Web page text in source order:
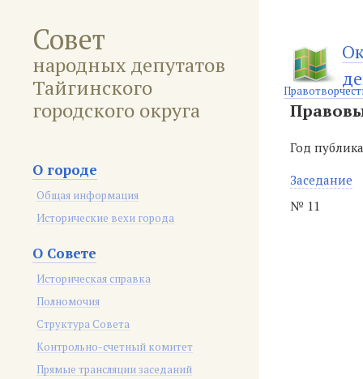
Совет
народных депутатов
Тайгинского
городского округа
О городе
Общая информация
Исторические вехи города
О Совете
Историческая справка
Полномочия
Структура Совета
Контрольно-счетный комитет
Прямые трансляции заседаний
Год
Заседание
№ 11